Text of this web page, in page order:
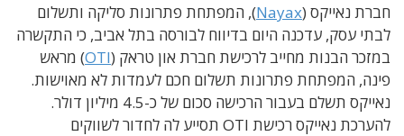
חברת נאייקס (Nayax), המפתחת פתרונות סליקה ותשלום
לבתי עסק, עדכנה היום בדיווח לבורסה בתל אביב, כי התקשרה
במזכר הבנות מחייב לרכישת חברת און טראק (OTI) מראש
פינה, המפתחת פתרונות תשלום חכם לעמדות לא מאוישות.
נאייקס תשלם בעבור הרכישה סכום של כ-4.5 מיליון דולר.
להערכת נאייקס רכישת OTI תסייע לה לחדור לשווקים